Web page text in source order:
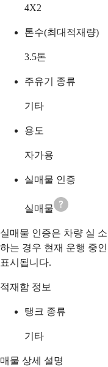
4X2
톤수(최대적재량)
3.5톤
주유기 종류
기타
용도
자가용
실매물 인증
실매물
실매물 인증은 차량 실
하는 경우 현재 운행 중
표시됩니다.
적재함 정보
탱크 종류
기타
매물 상세 설명